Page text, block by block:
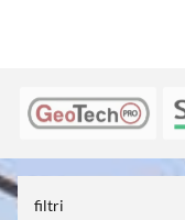
filtri